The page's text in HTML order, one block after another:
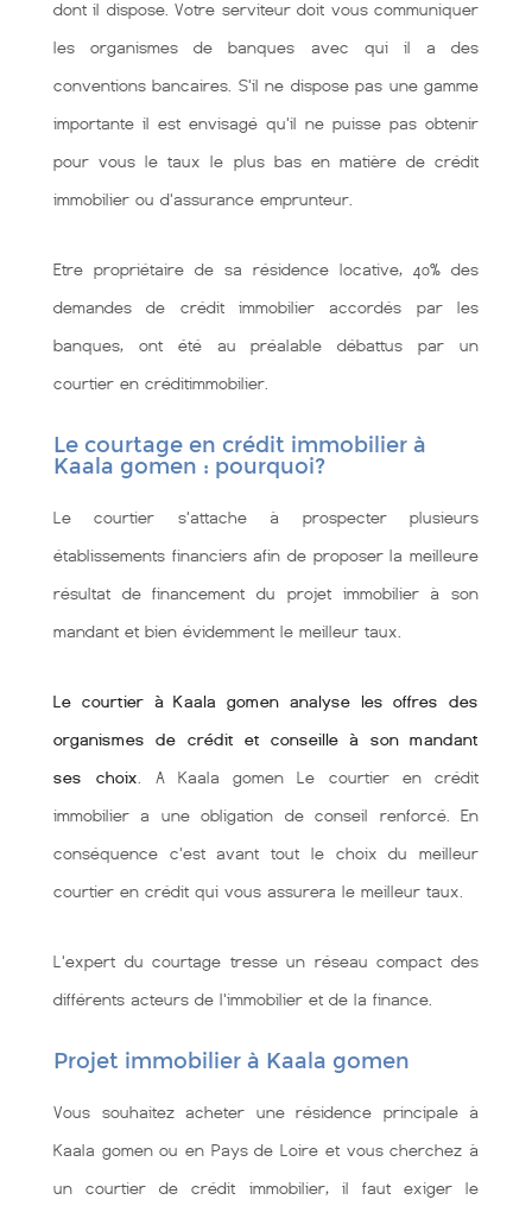
dont il dispose. Votre serviteur doit vous communiquer
les organismes de banques avec qui il a des
conventions bancaires. S'il ne dispose pas une gamme
importante il est envisagé qu'il ne puisse pas obtenir
pour vous le taux le plus bas en matière de crédit
immobilier ou d'assurance emprunteur.
Etre propriétaire de sa résidence locative, 40% des
demandes de crédit immobilier accordés par les
banques, ont été au préalable débattus par un
courtier en créditimmobilier.
Le courtage en crédit immobilier à
Kaala gomen : pourquoi?
Le courtier s'attache à prospecter plusieurs
établissements financiers afin de proposer la meilleure
résultat de financement du projet immobilier à son
mandant et bien évidemment le meilleur taux.
Le courtier à Kaala gomen analyse les offres des
organismes de crédit et conseille à son mandant
ses choix . A Kaala gomen Le courtier en crédit
immobilier a une obligation de conseil renforcé. En
conséquence c'est avant tout le choix du meilleur
courtier en crédit qui vous assurera le meilleur taux.
L'expert du courtage tresse un réseau compact des
différents acteurs de l'immobilier et de la finance.
Projet immobilier à Kaala gomen
Vous souhaitez acheter une résidence principale à
Kaala gomen ou en Pays de Loire et vous cherchez à
un courtier de crédit immobilier, il faut exiger le